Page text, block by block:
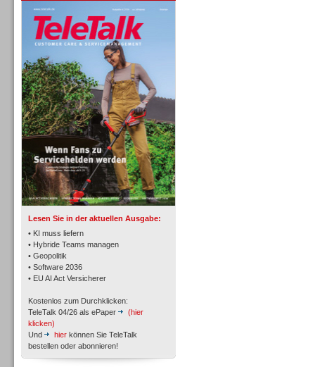
Lesen Sie in der aktuellen Ausgabe:
• KI muss liefern
• Hybride Teams managen
• Geopolitik
• Software 2036
• EU AI Act Versicherer
Kostenlos zum Durchklicken:
TeleTalk 04/26 als ePaper
(hier
klicken)
Und
hier können Sie TeleTalk
bestellen oder abonnieren!
TK- und ACD-Systeme
Workforce-Management
Personal